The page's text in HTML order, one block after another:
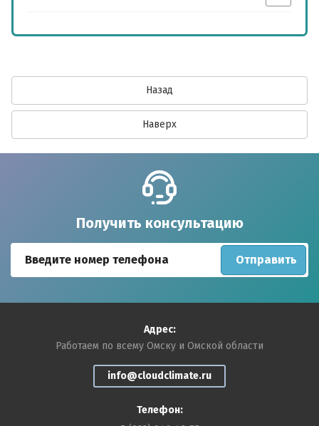
Назад
Наверх
Получить консультацию
Отправить
Адрес:
Работаем по всему Омску и Омской области
info@cloudclimate.ru
Телефон: